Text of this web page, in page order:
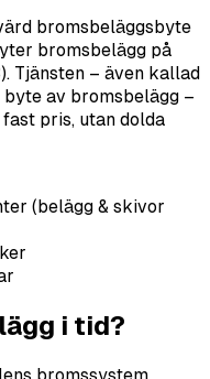
bromsbeläggsbyte
bromsbelägg på
Tjänsten – även kallad
av bromsbelägg –
pris, utan dolda
(belägg & skivor
i tid?
bromssystem.